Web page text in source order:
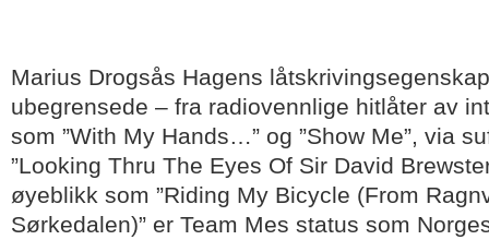
Marius Drogsås Hagens
ubegrensede – fra radiovennlige hitlåter av
som ”With My Hands…” og ”Show Me”, via
”Looking Thru The Eyes Of Sir David
øyeblikk som ”Riding My Bicycle (From
Sørkedalen)” er Team Mes status som